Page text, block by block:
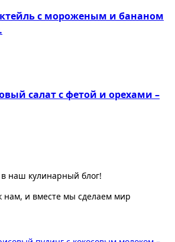
с мороженым и бананом
салат с фетой и орехами –
наш кулинарный блог!
нам, и вместе мы сделаем мир